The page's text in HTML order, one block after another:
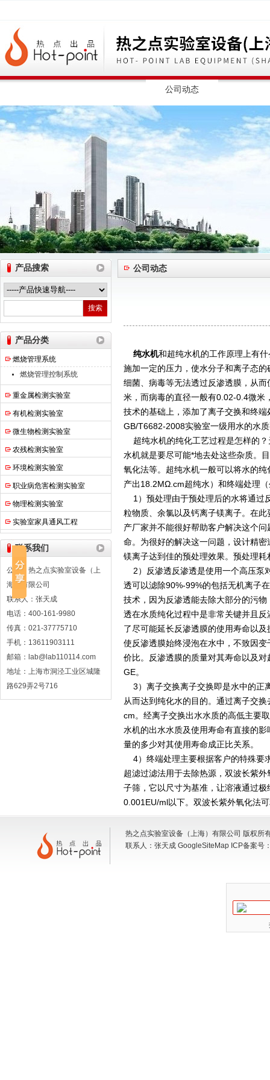
热之点实验室设备（上海）有限公司
公司动态
产品搜索
产品分类
燃烧管理系统
燃烧管理控制系统
重金属检测实验室
有机检测实验室
微生物检测实验室
农残检测实验室
环境检测实验室
职业病危害检测实验室
物理检测实验室
实验室家具通风工程
联系我们
公司：热之点实验室设备（上
海）有限公司
联系人：张天成
电话：400-161-9980
传真：021-37775710
手机：13611903111
邮箱：lab@lab110114.com
地址：上海市洞泾工业区城隆
路629弄2号716
公司动态
纯水机和超纯水机的工作原理上有
施加一定的压力，使水分子和离子态
细菌、病毒等无法透过反渗透膜，从
米，而病毒的直径一般有0.02-0.4微米
技术的基础上，添加了离子交换和终
GB/T6682-2008实验室一级用水的水
超纯水机的纯化工艺过程是怎样的？
水机就是要尽可能*地去处这些杂质。
氧化法等。超纯水机一般可以将水的
产出18.2MΩ.cm超纯水）和终端处理
1）预处理由于预处理后的水将通过
粒物质、余氯以及钙离子镁离子。在
产厂家并不能很好帮助客户解决这个
命。为很好的解决这一问题，设计精
镁离子达到佳的预处理效果。预处理
2）反渗透反渗透是使用一个高压泵
透可以滤除90%-99%的包括无机离子
技术，因为反渗透能去除大部分的污
透在水质纯化过程中是非常关键并且
了尽可能延长反渗透膜的使用寿命以
使反渗透膜始终浸泡在水中，不致因
价比。反渗透膜的质量对其寿命以及
GE。
3）离子交换离子交换即是水中的正
从而达到纯化水的目的。通过离子交
cm。经离子交换出水水质的高低主要
水机的出水水质及使用寿命有直接的
量的多少对其使用寿命成正比关系。
4）终端处理主要根据客户的特殊要
超滤过滤法用于去除热源，双波长紫
子筛，它以尺寸为基准，让溶液通过
0.001EU/ml以下。双波长紫外氧化法
热之点实验室设备（上海）有限公司 版权
联系人：张天成 GoogleSiteMap ICP备案号